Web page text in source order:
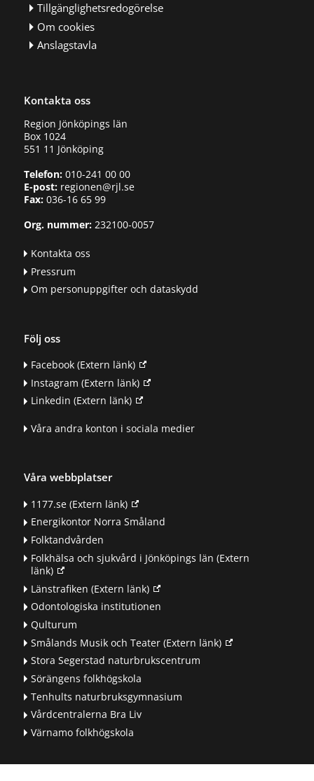
Tillgänglighetsredogörelse
Om cookies
Anslagstavla
Kontakta oss
Region Jönköpings län
Box 1024
551 11 Jönköping
Telefon:010-241 00 00
E-post:regionen@rjl.se
Fax: 036-16 65 99
Org. nummer:232100-0057
Kontakta oss
Pressrum
Om personuppgifter och dataskydd
Följ oss
Facebook(Extern länk)
Instagram (Extern länk)
Linkedin (Extern länk)
Våra andra konton i sociala medier
Våra webbplatser
1177.se(Extern länk)
Energikontor Norra Småland
Folktandvården
Folkhälsa och sjukvård i Jönköpings län (Extern
länk)
Länstrafiken (Extern länk)
Odontologiska institutionen
Qulturum
Smålands Musik och Teater(Extern länk)
Stora Segerstad naturbrukscentrum
Sörängens folkhögskola
Tenhults naturbruksgymnasium
Vårdcentralerna Bra Liv
Värnamo folkhögskola